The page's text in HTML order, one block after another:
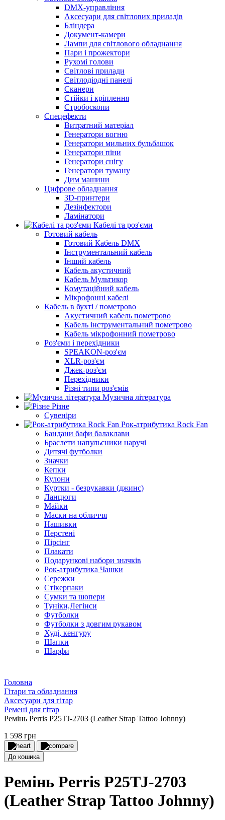
DMX-управління
Аксесуари для світлових приладів
Бліндера
Документ-камери
Лампи для світлового обладнання
Пари і прожектори
Рухомі голови
Світлові прилади
Світлодіодні панелі
Сканери
Стійки і кріплення
Стробоскопи
Спецефекти
Витратний матеріал
Генератори вогню
Генератори мильних бульбашок
Генератори піни
Генератори снігу
Генератори туману
Дим машини
Цифрове обладнання
3D-принтери
Дезінфектори
Ламінатори
Кабелі та роз'єми
Готовий кабель
Готовий Кабель DMX
Інструментальний кабель
Інший кабель
Кабель акустичний
Кабель Мультикор
Комутаційний кабель
Мікрофонні кабелі
Кабель в бухті / пометрово
Акустичний кабель пометрово
Кабель інструментальний пометрово
Кабель мікрофонний пометрово
Роз'єми і перехідники
SPEAKON-роз'єм
XLR-роз'єм
Джек-роз'єм
Перехідники
Різні типи роз'ємів
Музична література
Різне
Сувеніри
Рок-атрибутика Rock Fan
Бандани бафи балаклави
Браслети напульсники наручі
Дитячі футболки
Значки
Кепки
Кулони
Куртки - безрукавки (джинс)
Ланцюги
Майки
Маски на обличчя
Нашивки
Перстені
Пірсінг
Плакати
Подарункові набори значків
Рок-атрибутика Чашки
Сережки
Стікерпаки
Сумки та шопери
Туніки,Легінси
Футболки
Футболки з довгим рукавом
Худі, кенгуру
Шапки
Шарфи
Головна
Гітари та обладнання
Аксесуари для гітар
Ремені для гітар
Ремінь Perris P25TJ-2703 (Leather Strap Tattoo Johnny)
1 598 грн
До кошика
Ремінь Perris P25TJ-2703
(Leather Strap Tattoo Johnny)